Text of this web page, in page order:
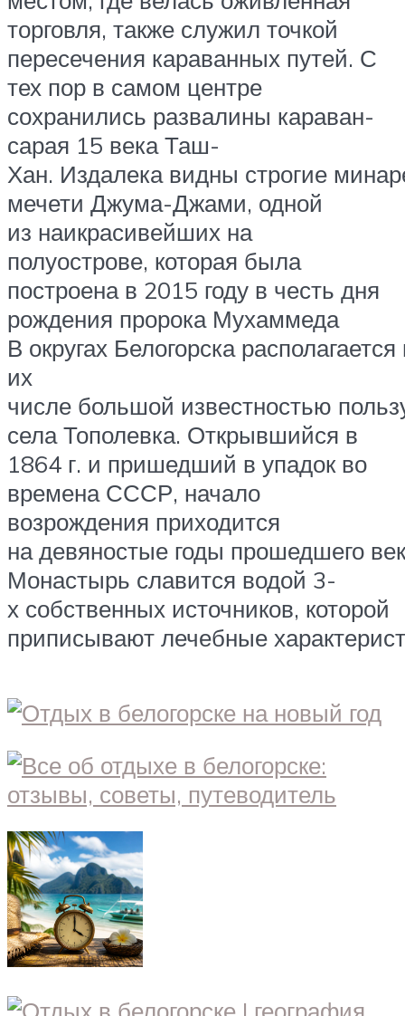
торговля, также служил точкой
пересечения караванных путей. С
тех пор в самом центре
сохранились развалины караван-
сарая 15 века Таш-
Хан. Издалека видны строгие
мечети Джума-Джами, одной
из наикрасивейших на
полуострове, которая была
построена в 2015 году в честь дня
рождения пророка Мухаммеда
В округах Белогорска
их
числе большой известностью
села Тополевка. Открывшийся в
1864 г. и пришедший в упадок во
времена СССР, начало
возрождения приходится
на девяностые годы прошедшего
Монастырь славится водой 3-
х собственных источников, которой
приписывают лечебные